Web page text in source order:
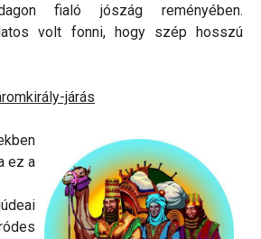
fialó jószág reményében.
volt fonni, hogy szép hosszú
járás
ez a